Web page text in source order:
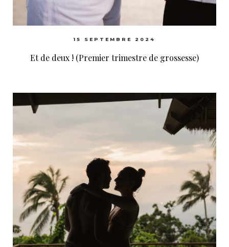
15 SEPTEMBRE 2024
Et de deux ! (Premier trimestre de grossesse)